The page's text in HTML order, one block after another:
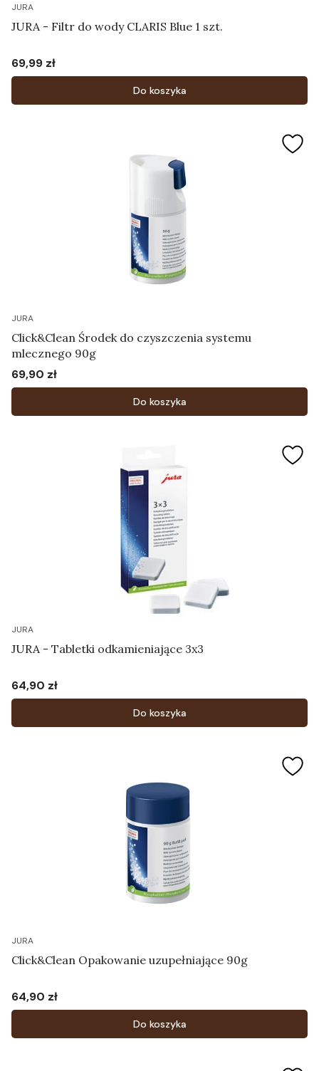
JURA
JURA - Filtr do wody CLARIS Blue 1 szt.
Cena
69,99 zł
Do koszyka
JURA
Click&Clean Środek do czyszczenia systemu
mlecznego 90g
Cena
69,90 zł
Do koszyka
JURA
JURA - Tabletki odkamieniające 3x3
Cena
64,90 zł
Do koszyka
JURA
Click&Clean Opakowanie uzupełniające 90g
Cena
64,90 zł
Do koszyka